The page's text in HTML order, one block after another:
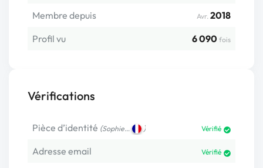
Membre depuis Avr. 2018
Profil vu
6 090 fois
Vérifications
Pièce d’identité (Sophie… ) Vérifié
Adresse email Vérifié